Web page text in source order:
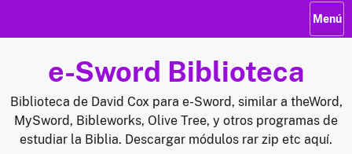
Menú
e-Sword Biblioteca
Biblioteca de David Cox para e-Sword, similar a theWord,
MySword, Bibleworks, Olive Tree, y otros programas de
estudiar la Biblia. Descargar módulos rar zip etc aquí.